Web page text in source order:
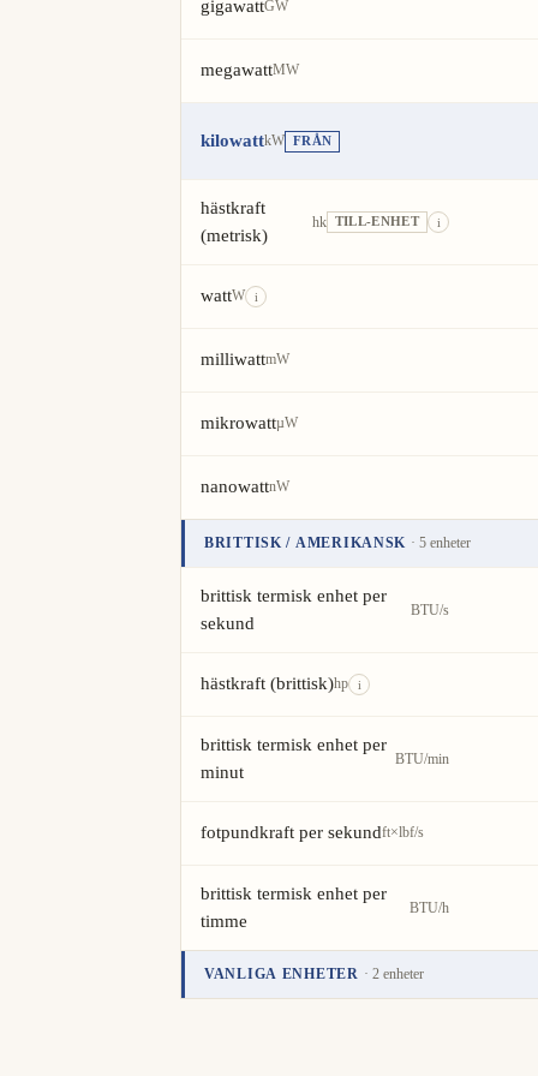
gigawattGW
megawattMW
kilowattkW FRÅN
hästkraft
(metrisk)
hk TILL-ENHET i
wattW i
milliwattmW
mikrowattµW
nanowattnW
BRITTISK / AMERIKANSK · 5 enheter
brittisk termisk enhet per
sekund
BTU/s
hästkraft (brittisk)hp i
brittisk termisk enhet per
minut
BTU/min
fotpundkraft per sekundft×lbf/s
brittisk termisk enhet per
timme
BTU/h
VANLIGA ENHETER · 2 enheter